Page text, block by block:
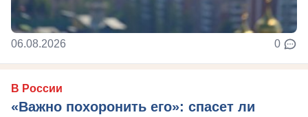
06.08.2026 0
В России
«Важно похоронить его»: спасет ли